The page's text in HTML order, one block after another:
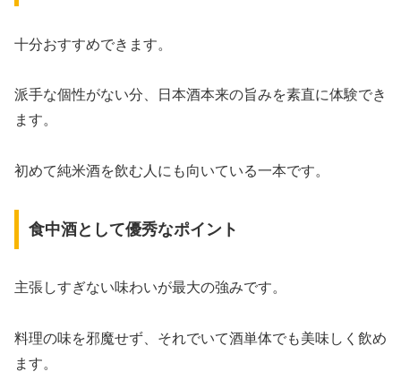
十分おすすめできます。
派手な個性がない分、日本酒本来の旨みを素直に体験でき
ます。
初めて純米酒を飲む人にも向いている一本です。
食中酒として優秀なポイント
主張しすぎない味わいが最大の強みです。
料理の味を邪魔せず、それでいて酒単体でも美味しく飲め
ます。